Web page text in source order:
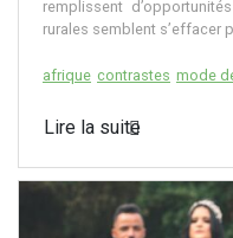
remplissent
rurales semblent s’effacer
afrique contrastes mode
Lire la suite